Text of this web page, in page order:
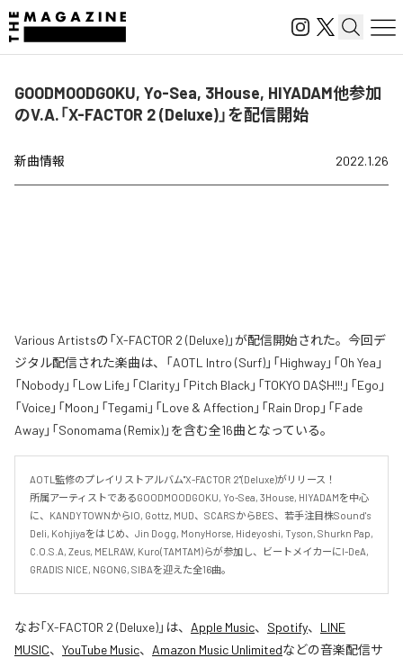
GOODMOODGOKU, Yo-Sea, 3House, HIYADAM他参加
のV.A.「X-FACTOR 2 (Deluxe)」を配信開始
新曲情報 2022.1.26
Various Artistsの「X-FACTOR 2 (Deluxe)」が配信開始された。今回デ
ジタル配信された楽曲は、「AOTL Intro (Surf)」「Highway」「Oh Yea」
「Nobody」「Low Life」「Clarity」「Pitch Black」「TOKYO DA$H!!!」「Ego」
「Voice」「Moon」「Tegami」「Love & Affection」「Rain Drop」「Fade
Away」「Sonomama (Remix)」を含む全16曲となっている。
AOTL監修のプレイリストアルバム"X-FACTOR 2"(Deluxe)がリリース！
所属アーティストであるGOODMOODGOKU, Yo-Sea, 3House, HIYADAMを中心
に、KANDYTOWNからIO, Gottz, MUD、SCARSからBES、若手注目株Sound's
Deli, Kohjiyaをはじめ、Jin Dogg, MonyHorse, Hideyoshi, Tyson, Shurkn Pap,
C.O.S.A, Zeus, MELRAW, Kuro(TAMTAM)らが参加し、ビートメイカーにI-DeA,
GRADIS NICE, NGONG, SIBAを迎えた全16曲。
なお「X-FACTOR 2 (Deluxe)」は、 Apple Music、 Spotify、 LINE
MUSIC、 YouTube Music、 Amazon Music Unlimitedなどの音楽配信サ